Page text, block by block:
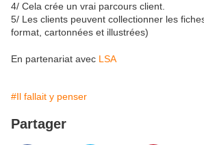
4/ Cela crée un vrai parcours client.
5/ Les clients peuvent collectionner les
format, cartonnées et illustrées)
En partenariat avec LSA
#Il fallait y penser
Partager